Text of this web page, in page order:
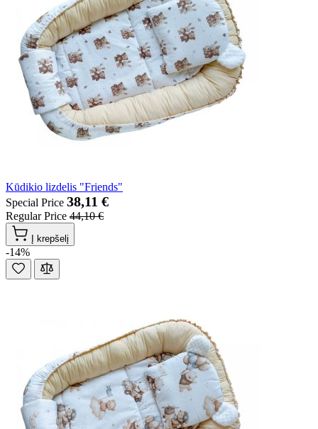
Kūdikio lizdelis "Friends"
Special Price 38,11 €
Regular Price 44,10 €
Į krepšelį
-14%